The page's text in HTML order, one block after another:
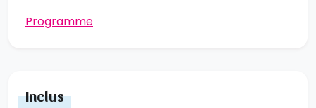
Programme
Inclus